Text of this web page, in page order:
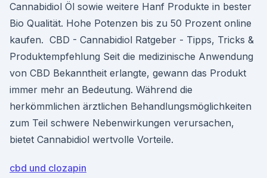
Cannabidiol Öl sowie weitere Hanf Produkte in bester
Bio Qualität. Hohe Potenzen bis zu 50 Prozent online
kaufen. ️ CBD - Cannabidiol Ratgeber - Tipps, Tricks &
Produktempfehlung Seit die medizinische Anwendung
von CBD Bekanntheit erlangte, gewann das Produkt
immer mehr an Bedeutung. Während die
herkömmlichen ärztlichen Behandlungsmöglichkeiten
zum Teil schwere Nebenwirkungen verursachen,
bietet Cannabidiol wertvolle Vorteile.
cbd und clozapin